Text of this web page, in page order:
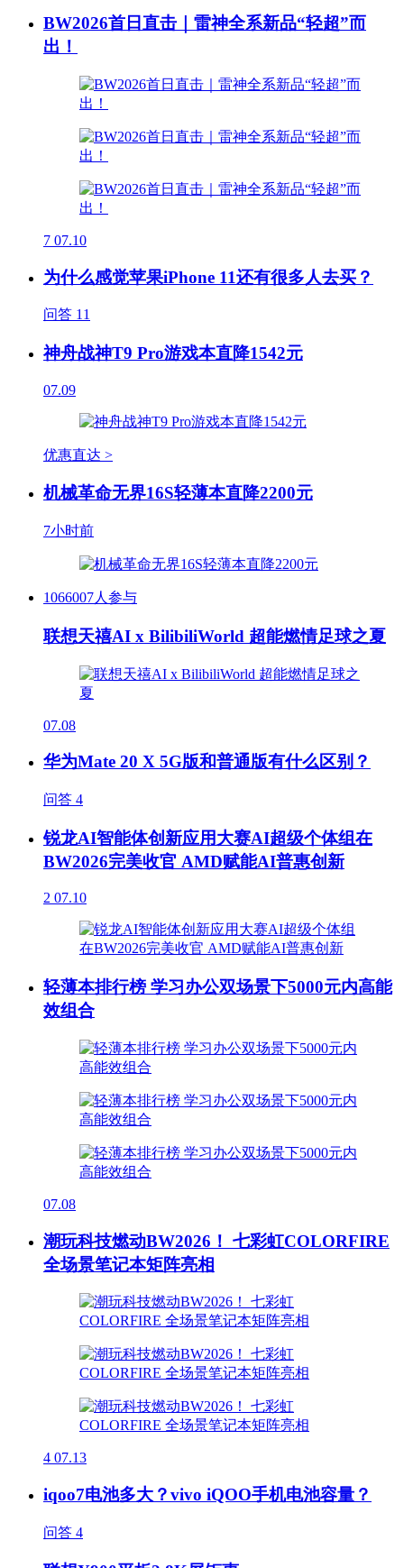
BW2026首日直击｜雷神全系新品“轻超”而
出！
7 07.10
为什么感觉苹果iPhone 11还有很多人去买？
问答 11
神舟战神T9 Pro游戏本直降1542元
07.09
优惠直达 >
机械革命无界16S轻薄本直降2200元
7小时前
1066007人参与
联想天禧AI x BilibiliWorld 超能燃情足球之夏
07.08
华为Mate 20 X 5G版和普通版有什么区别？
问答 4
锐龙AI智能体创新应用大赛AI超级个体组在
BW2026完美收官 AMD赋能AI普惠创新
2 07.10
轻薄本排行榜 学习办公双场景下5000元内高能
效组合
07.08
潮玩科技燃动BW2026！ 七彩虹COLORFIRE
全场景笔记本矩阵亮相
4 07.13
iqoo7电池多大？vivo iQOO手机电池容量？
问答 4